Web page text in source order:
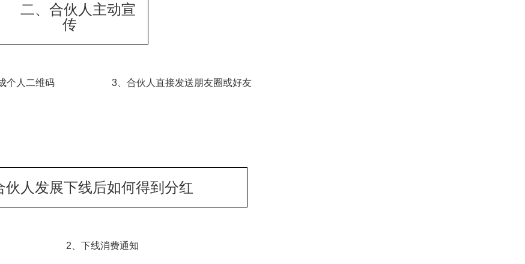
二、合伙人主动宣
传
个人二维码 3、合伙人直接发送朋友圈或好友
伙人发展下线后如何得到分红
2、下线消费通知